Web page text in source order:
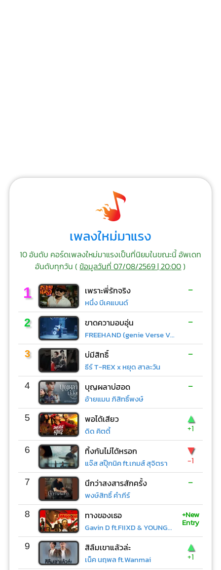
เพลงใหม่มาแรง
10 อันดับ คอร์ดเพลงใหม่มาแรงเป็นที่นิยมในขณะนี้ อัพเดท
อันดับทุกวัน (ข้อมูลวันที่ 07/08/2569 | 20:00)
1 เพราะพี่รักจริง
หนึ่ง บีเคแบนด์
-
2 ขาดความอบอุ่น
FREEHAND (genie Verse Vol.1)
-
3 บ่มีสิทธิ์
ธีร์ T-REX x หยุด สาละวัน
-
4 บุญผลาบ่ฮอด
อ้ายแมน ภิสิทธิ์พงษ์
-
5 พอได้เสียว
ดิด คิตตี้
▲
+1
6 ทิ้งกันไม่ได้หรอก
แจ๊ส สปุ๊กนิค ft.เกมส์ สุจิตรา
▼
-1
7 นึกว่าสงสารสักครั้ง
พงษ์สิทธิ์ คำภีร์
-
8 ทางของเธอ
Gavin D ft.FIIXD & YOUNGOHM
+New
Entry
9 สิลืมเขาแล้วล่ะ
เน็ค นฤพล ft.Wanmai
▲
+1